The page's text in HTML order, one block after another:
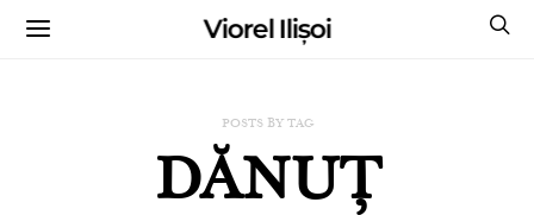
Viorel Ilișoi
POSTS BY TAG
DĂNUȚ
CUMPĂRĂ CĂRȚILE MELE CU AUTOGRAF